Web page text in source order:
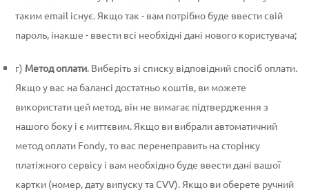
таким email існує. Якщо так - вам потрібно буде ввести свій
пароль, інакше - ввести всі необхідні дані нового користувача;
г) Метод оплати. Виберіть зі списку відповідний спосіб оплати.
Якщо у вас на балансі достатньо коштів, ви можете
використати цей метод, він не вимагає підтвердження з
нашого боку і є миттєвим. Якщо ви вибрали автоматичний
метод оплати Fondy, то вас перенеправить на сторінку
платіжного сервісу і вам необхідно буде ввести дані вашої
картки (номер, дату випуску та CVV). Якщо ви оберете ручний